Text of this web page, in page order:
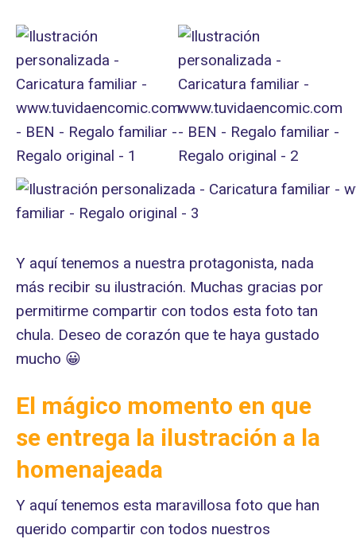
Y aquí tenemos a nuestra protagonista, nada
más recibir su ilustración. Muchas gracias por
permitirme compartir con todos esta foto tan
chula. Deseo de corazón que te haya gustado
mucho 😀
El mágico momento en que
se entrega la ilustración a la
homenajeada
Y aquí tenemos esta maravillosa foto que han
querido compartir con todos nuestros